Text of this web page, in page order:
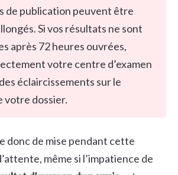
de publication peuvent être
Si vos résultats ne sont
après 72 heures ouvrées,
votre centre d’examen
éclaircissements sur le
dossier.
donc de mise pendant cette
même si l’impatience de